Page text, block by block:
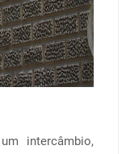
intercâmbio,